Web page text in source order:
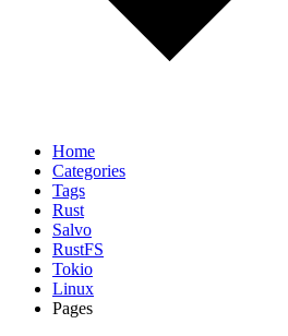
Home
Categories
Tags
Rust
Salvo
RustFS
Tokio
Linux
Pages